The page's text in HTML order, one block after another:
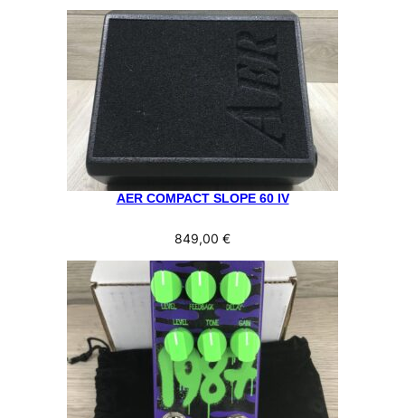
AER COMPACT SLOPE 60 IV
849,00 €